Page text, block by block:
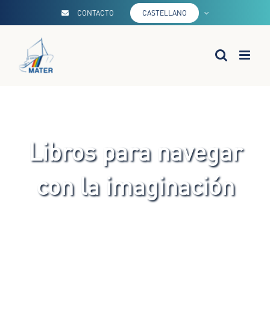
contenido
CONTACTO CASTELLANO
Libros para navegar
con la imaginación